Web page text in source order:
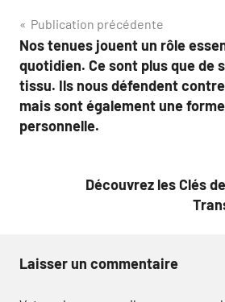
Navigation
de
l’article
Publication précédente
Nos tenues jouent un rôle
quotidien. Ce sont plus que de
tissu. Ils nous défendent
mais sont également une
personnelle.
Découvrez les Clés
Laisser un commentaire